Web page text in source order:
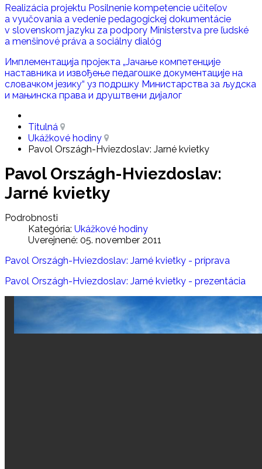
Realizácia projektu Posilnenie kompetencie učiteľov
a vyučovania a vedenie pedagogickej dokumentácie
v slovenskom jazyku za podpory Ministerstva pre ľudské
a menšinové práva a sociálny dialóg
Имплементација пројекта „Јачање компетенције
наставника и извoђење педагошке документације на
словачком језику“ уз подршку Министaрства за људска
и мањинска права и друштвени дијалог
Titulná
Ukážkové hodiny
Pavol Országh-Hviezdoslav: Jarné kvietky
Pavol Országh-Hviezdoslav:
Jarné kvietky
Podrobnosti
Kategória: Ukážkové hodiny
Uverejnené: 05. november 2011
Pavol Országh-Hviezdoslav: Jarné kvietky - príprava
Pavol Országh-Hviezdoslav: Jarné kvietky - prezentácia